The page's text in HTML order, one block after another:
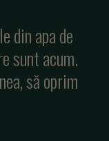
din apa de
sunt acum.
să oprim